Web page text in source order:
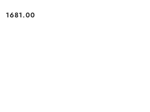
Cena:
1681.00